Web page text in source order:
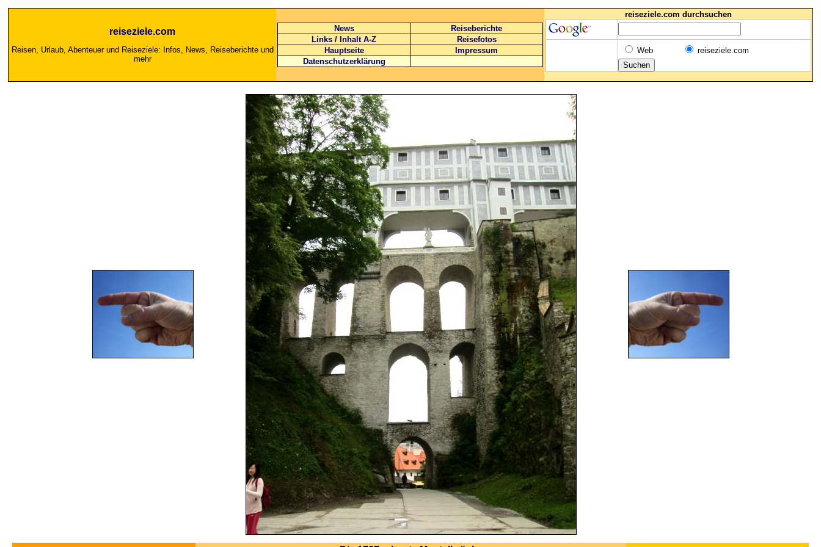
reiseziele.com
Reisen, Urlaub, Abenteuer und Reiseziele: Infos, News, Reiseberichte und
mehr
News
Reiseberichte
Links / Inhalt A-Z
Reisefotos
Hauptseite
Impressum
Datenschutzerklärung
reiseziele.com durchsuchen
Web reiseziele.com